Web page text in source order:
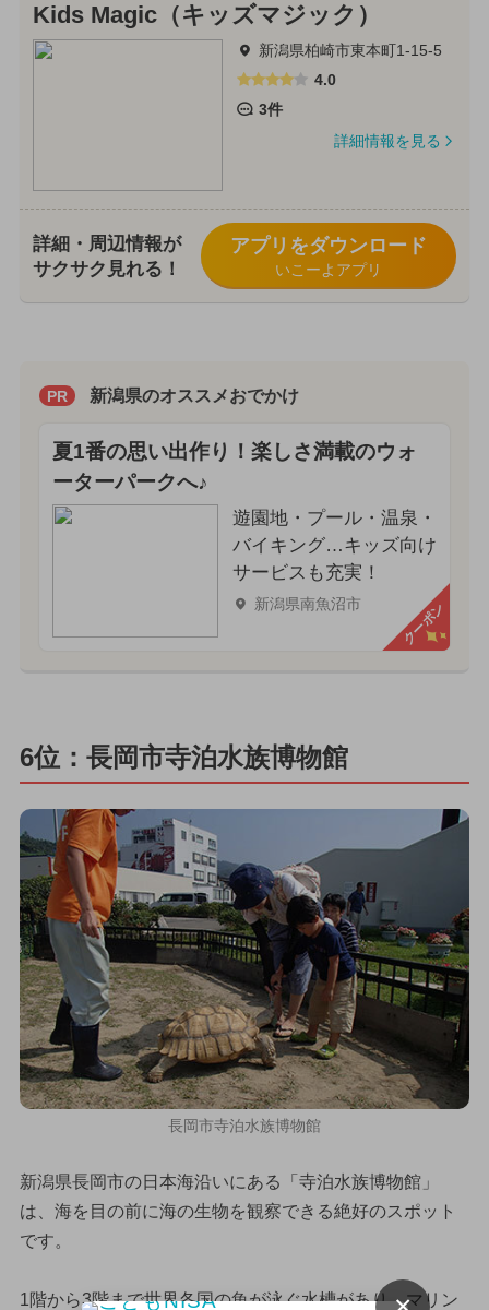
Kids Magic（キッズマジック）
新潟県柏崎市東本町1-15-5
4.0
3件
詳細情報を見る
詳細・周辺情報が
サクサク見れる！
アプリをダウンロード
いこーよアプリ
PR 新潟県のオススメおでかけ
夏1番の思い出作り！楽しさ満載のウォ
ーターパークへ♪
遊園地・プール・温泉・
バイキング…キッズ向け
サービスも充実！
新潟県南魚沼市 クーポン
6位：長岡市寺泊水族博物館
長岡市寺泊水族博物館
新潟県長岡市の日本海沿いにある「寺泊水族博物館」
は、海を目の前に海の生物を観察できる絶好のスポット
です。
1階から3階まで世界各国の魚が泳ぐ水槽があり、マリン